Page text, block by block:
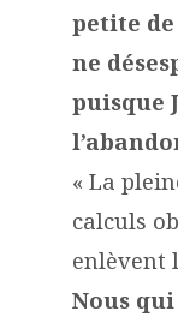
petite de
ne
puisque
« La
calculs
enlèvent
Nous